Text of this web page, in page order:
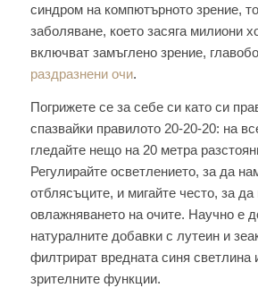
синдром на компютърното зрение,
заболяване, което засяга милиони
включват замъглено зрение,
раздразнени очи.
Погрижете се за себе си като си
спазвайки правилото 20-20-20: на
гледайте нещо на 20 метра
Регулирайте осветлението, за да
отблясъците, и мигайте често, за да
овлажняването на очите. Научно е
натуралните добавки с лутеин и
филтрират вредната синя светлина
зрителните функции.